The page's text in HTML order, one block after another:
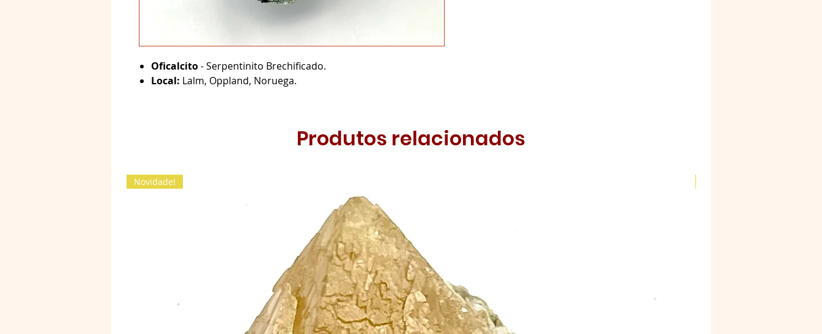
Oficalcito- Serpentinito Brechificado.
Local: Lalm, Oppland, Noruega.
Produtos relacionados
Novidade!